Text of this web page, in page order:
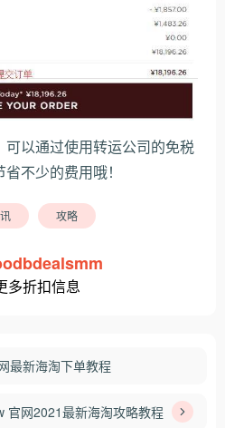
以通过使用转运公司的免税
不少的费用哦！
攻略
多折扣信息
最新海淘下单教程
官网2021最新海淘攻略教程